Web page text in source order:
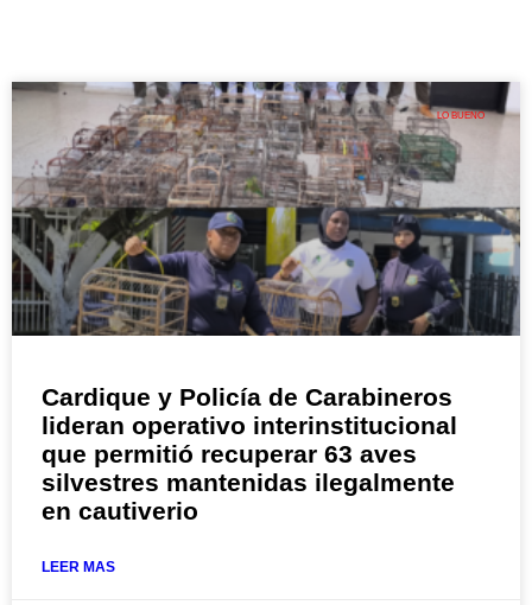
LO BUENO
Cardique y Policía de Carabineros
lideran operativo interinstitucional
que permitió recuperar 63 aves
silvestres mantenidas ilegalmente
en cautiverio
LEER MAS